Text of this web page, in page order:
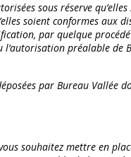
sous réserve qu’elles
soient conformes aux
par quelque
préalable de
par Bureau Vallée
souhaitez mettre en